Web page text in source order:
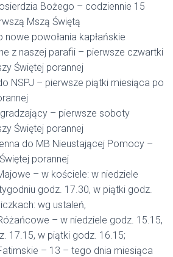
Bożego – codziennie 15
Mszą Świętą
powołania kapłańskie
z naszej parafii – pierwsze czwartki
Świętej porannej
NSPJ – pierwsze piątki miesiąca po
– pierwsze soboty
Świętej porannej
do MB Nieustającej Pomocy –
porannej
– w kościele: w niedziele
godz. 17.30, w piątki godz.
wg ustaleń,
– w niedziele godz. 15.15,
17.15, w piątki godz. 16.15;
– 13 – tego dnia miesiąca